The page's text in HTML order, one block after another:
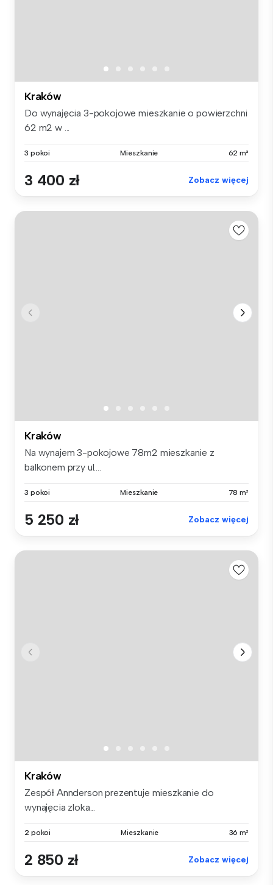
Kraków
Do wynajęcia 3-pokojowe mieszkanie o powierzchni
62 m2 w ...
3 pokoi Mieszkanie 62 m²
3 400 zł Zobacz więcej
Kraków
Na wynajem 3-pokojowe 78m2 mieszkanie z
balkonem przy ul....
3 pokoi Mieszkanie 78 m²
5 250 zł Zobacz więcej
Kraków
Zespół Annderson prezentuje mieszkanie do
wynajęcia zloka...
2 pokoi Mieszkanie 36 m²
2 850 zł Zobacz więcej